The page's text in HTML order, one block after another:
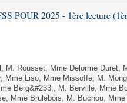
POUR 2025 - 1ère lecture
M. Rousset, Mme Delorme Duret,
Mme Liso, Mme Missoffe, M.
Berg&#233;, M. Berville, Mme
Mme Brulebois, M. Buchou,